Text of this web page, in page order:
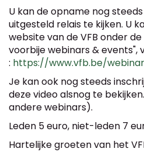
U kan de opname nog
uitgesteld relais te kijken. U
website van de VFB onder
voorbije webinars & events",
: https://www.vfb.be/
Je kan ook nog steeds
deze video alsnog te
andere webinars).
Leden 5 euro, niet-leden 7
Hartelijke groeten van het